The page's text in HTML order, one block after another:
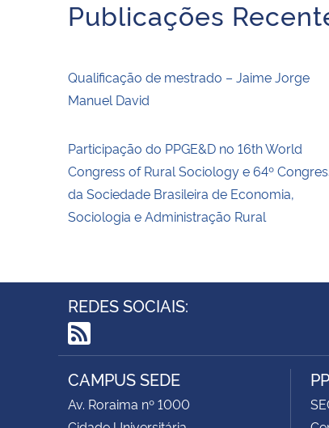
Publicações
Qualificação de mestrado – Jaime Jorge
Manuel David
Participação do PPGE&D no 16th World
Congress of Rural Sociology e 64º
da Sociedade Brasileira de Economia,
Sociologia e Administração Rural
REDES SOCIAIS:
RSS
CAMPUS SEDE
Av. Roraima nº 1000